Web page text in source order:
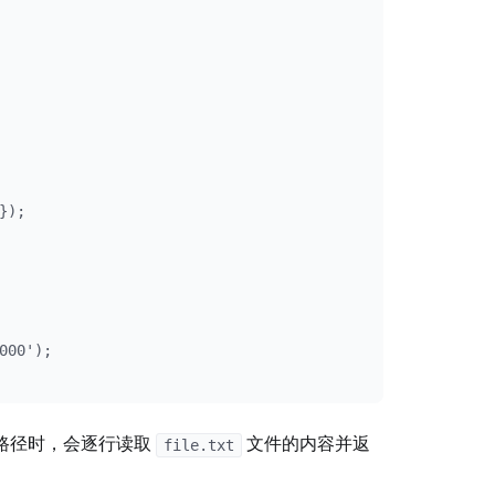
径时，会逐行读取 file.txt 文件的内容并返